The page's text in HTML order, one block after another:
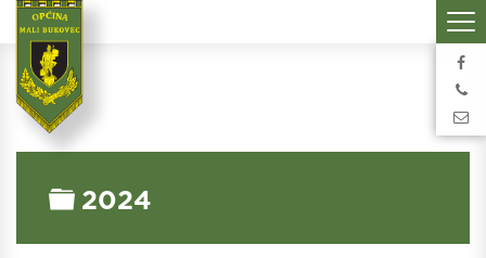
Folder
2024